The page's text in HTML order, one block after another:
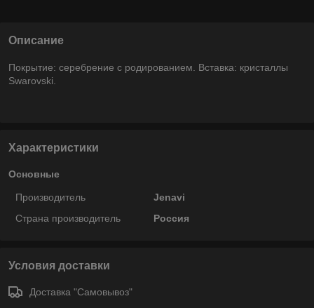
Описание
Покрытие: серебрение с родированием. Вставка: кристаллы
Swarovski.
Характеристики
Основные
Производитель
Jenavi
Страна производитель
Россия
Условия доставки
Доставка "Самовывоз"